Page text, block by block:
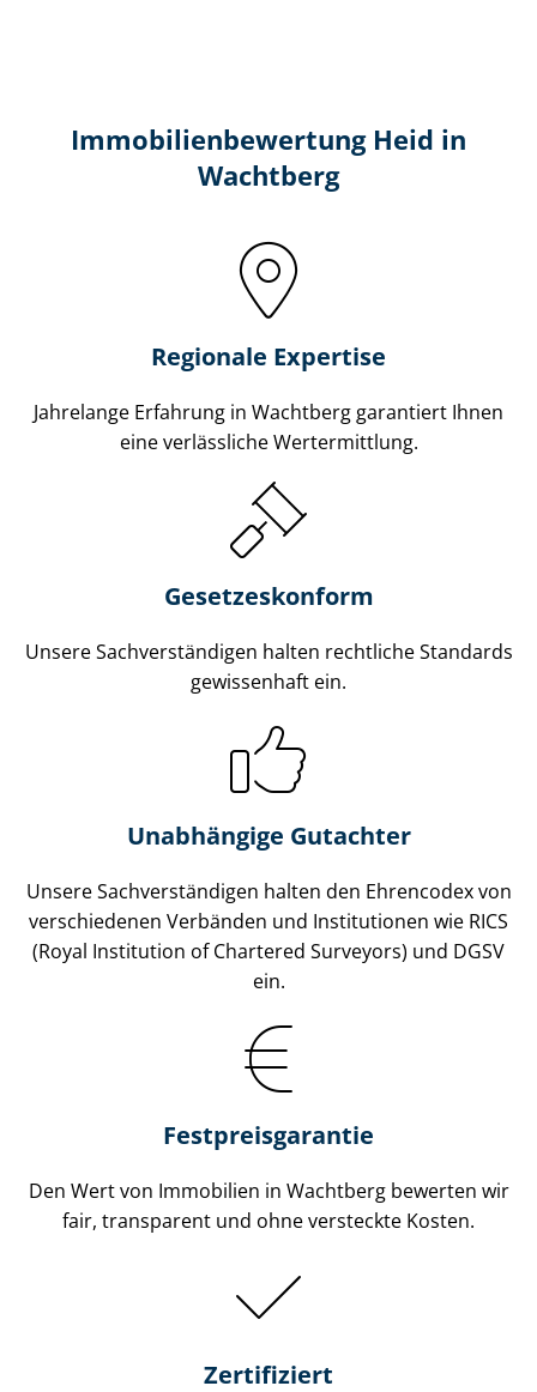
Immobilien­bewertung Heid in
Wachtberg
Regionale Expertise
Jahrelange Erfahrung in Wachtberg garantiert Ihnen
eine verlässliche Wertermittlung.
Gesetzes­konform
Unsere Sach­ver­stän­di­gen halten rechtliche Standards
gewissenhaft ein.
Unabhängige Gutachter
Unsere Sach­ver­stän­di­gen halten den Ehrencodex von
verschiedenen Verbänden und Institutionen wie RICS
(Royal Institution of Chartered Surveyors) und DGSV
ein.
Festpreis​garantie
Den Wert von Immobilien in Wachtberg bewerten wir
fair, transparent und ohne versteckte Kosten.
Zertifiziert